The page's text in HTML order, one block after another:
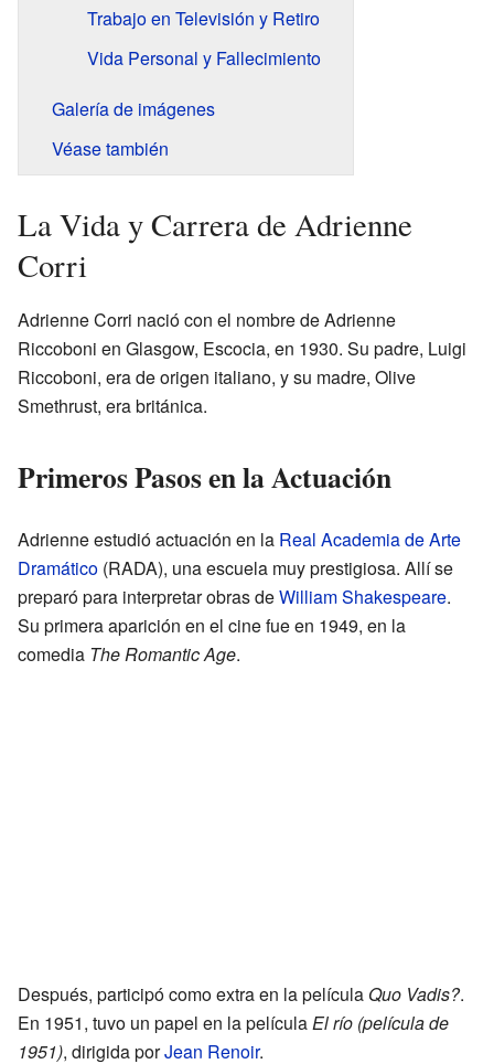
Trabajo en Televisión y Retiro
Vida Personal y Fallecimiento
Galería de imágenes
Véase también
La Vida y Carrera de Adrienne
Corri
Adrienne Corri nació con el nombre de Adrienne
Riccoboni en Glasgow, Escocia, en 1930. Su padre, Luigi
Riccoboni, era de origen italiano, y su madre, Olive
Smethrust, era británica.
Primeros Pasos en la Actuación
Adrienne estudió actuación en la Real Academia de Arte
Dramático (RADA), una escuela muy prestigiosa. Allí se
preparó para interpretar obras deWilliam Shakespeare.
Su primera aparición en el cine fue en 1949, en la
comedia The Romantic Age.
Después, participó como extra en la película Quo Vadis?.
En 1951, tuvo un papel en la películaEl río (película de
1951), dirigida porJean Renoir.